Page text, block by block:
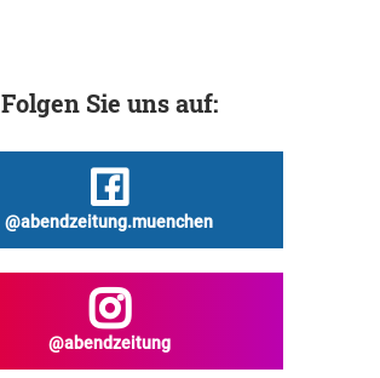
Folgen Sie uns auf:
@abendzeitung.muenchen
@abendzeitung